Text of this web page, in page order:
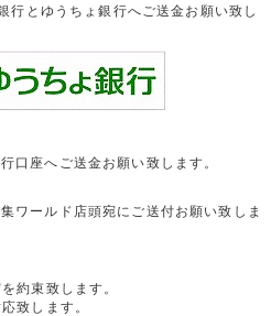
行とゆうちょ銀行へご送金お願い致し
口座へご送金お願い致します。
ワールド店頭宛にご送付お願い致しま
約束致します。
致します。